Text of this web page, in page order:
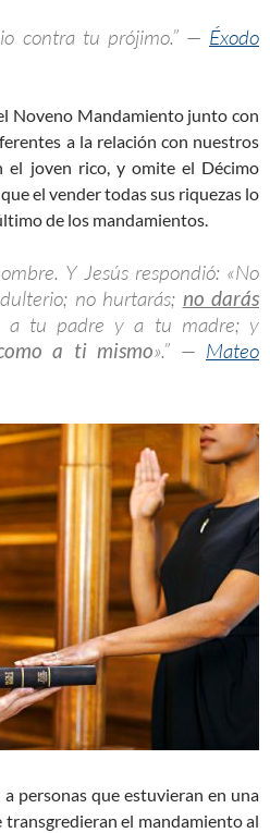
contra tu prójimo.” — Éxodo
Noveno Mandamiento junto con
a la relación con nuestros
el joven rico, y omite el Décimo
el vender todas sus riquezas lo
de los mandamientos.
Y Jesús respondió: «No
no hurtarás; no darás
a tu padre y a tu madre; y
a ti mismo».” — Mateo
personas que estuvieran en una
transgredieran el mandamiento al